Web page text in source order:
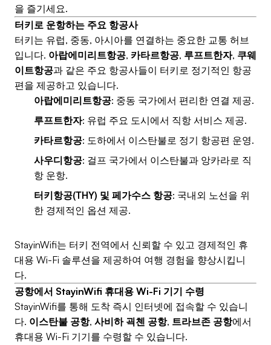
을 즐기세요.
터키로 운항하는 주요 항공사
터키는 유럽, 중동, 아시아를 연결하는 중요한 교통 허브
입니다. 아랍에미리트항공, 카타르항공, 루프트한자, 쿠웨
이트항공과 같은 주요 항공사들이 터키로 정기적인 항공
편을 제공하고 있습니다.
아랍에미리트항공: 중동 국가에서 편리한 연결 제공.
루프트한자: 유럽 주요 도시에서 직항 서비스 제공.
카타르항공: 도하에서 이스탄불로 정기 항공편 운영.
사우디항공: 걸프 국가에서 이스탄불과 앙카라로 직
항 운항.
터키항공(THY) 및 페가수스 항공: 국내외 노선을 위
한 경제적인 옵션 제공.
StayinWifi는 터키 전역에서 신뢰할 수 있고 경제적인 휴
대용 Wi-Fi 솔루션을 제공하여 여행 경험을 향상시킵니
다.
공항에서 StayinWifi 휴대용 Wi-Fi 기기 수령
StayinWifi를 통해 도착 즉시 인터넷에 접속할 수 있습니
다. 이스탄불 공항, 사비하 괵첸 공항, 트라브존 공항에서
휴대용 Wi-Fi 기기를 수령할 수 있습니다.